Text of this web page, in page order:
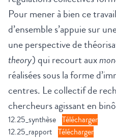
Pour mener à bien ce
d’ensemble s’appuie sur
une perspective de
theory) qui recourt aux
réalisées sous la forme
centres. Le collectif de
chercheurs agissant en
12.25_synthèse Télécharger
12.25_rapport Télécharger